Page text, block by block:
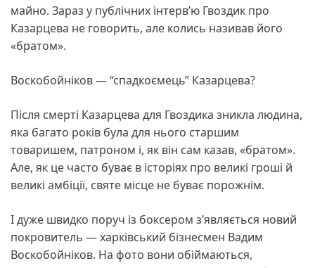
майно. Зараз у публічних інтерв’ю Гвоздик про
Казарцева не говорить, але колись називав його
«братом».
Воскобойніков — “спадкоємець” Казарцева?
Після смерті Казарцева для Гвоздика зникла людина,
яка багато років була для нього старшим
товаришем, патроном і, як він сам казав, «братом».
Але, як це часто буває в історіях про великі гроші й
великі амбіції, святе місце не буває порожнім.
І дуже швидко поруч із боксером з’являється новий
покровитель — харківський бізнесмен Вадим
Воскобойніков. На фото вони обіймаються,